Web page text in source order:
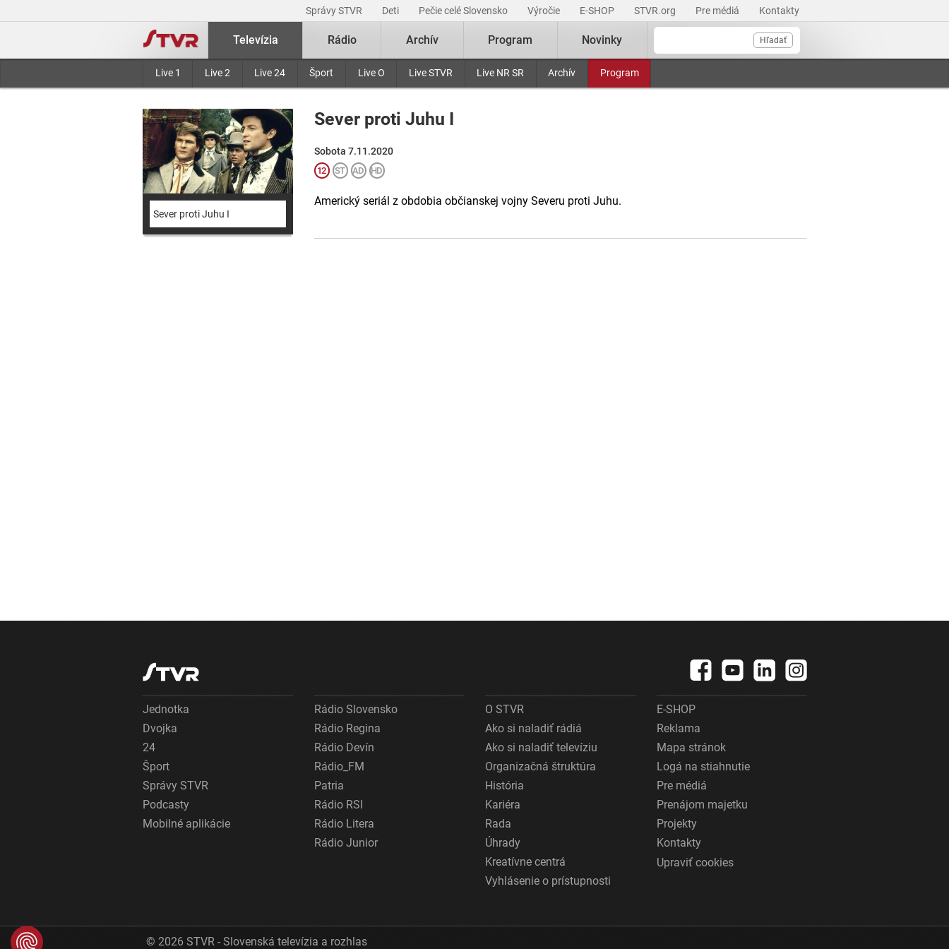
Správy STVR Deti Pečie celé Slovensko Výročie E-SHOP STVR.org Pre médiá Kontakty
Hľadať
Televízia
Live 1 Live 2 Live 24 Šport Live O Live STVR Live NR SR Archív Program
Rádio Archív Program Novinky
Sever proti Juhu I
Sever proti Juhu I
Sobota 7.11.2020
Americký seriál z obdobia občianskej vojny Severu proti Juhu.
Jednotka
Dvojka
24
Šport
Správy STVR
Podcasty
Mobilné aplikácie
Rádio Slovensko
Rádio Regina
Rádio Devín
Rádio_FM
Patria
Rádio RSI
Rádio Litera
Rádio Junior
O STVR
Ako si naladiť rádiá
Ako si naladiť televíziu
Organizačná štruktúra
História
Kariéra
Rada
Úhrady
Kreatívne centrá
Vyhlásenie o prístupnosti
E-SHOP
Reklama
Mapa stránok
Logá na stiahnutie
Pre médiá
Prenájom majetku
Projekty
Kontakty
Upraviť cookies
© 2026 STVR - Slovenská televízia a rozhlas